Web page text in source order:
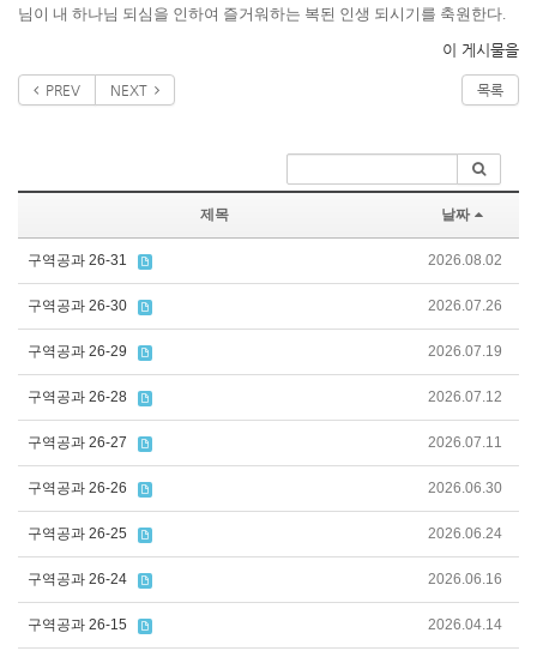
님이 내 하나님 되심을 인하여 즐거워하는 복된 인생 되시기를 축원한다.
이 게시물을
PREV NEXT 목록
제목 날짜
구역공과 26-31 2026.08.02
구역공과 26-30 2026.07.26
구역공과 26-29 2026.07.19
구역공과 26-28 2026.07.12
구역공과 26-27 2026.07.11
구역공과 26-26 2026.06.30
구역공과 26-25 2026.06.24
구역공과 26-24 2026.06.16
구역공과 26-15 2026.04.14